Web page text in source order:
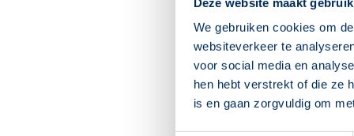
We gebruiken cookies om
websiteverkeer te
voor social media en
hen hebt verstrekt of die ze
is en gaan zorgvuldig om
Inademen via
Thee: werkt na een
Druppels onder de
doseerspuit of
Vaak begint u met een
de cannabis. Na 2